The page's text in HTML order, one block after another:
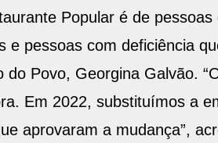
Popular é de
e pessoas com deficiência
Povo, Georgina Galvão.
Em 2022, substituímos a
aprovaram a mudança”,